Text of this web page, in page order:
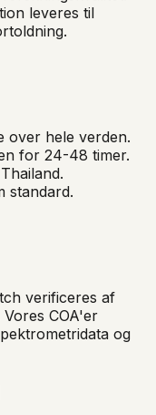
leveres til
over hele verden.
for 24-48 timer.
standard.
verificeres af
COA'er
og